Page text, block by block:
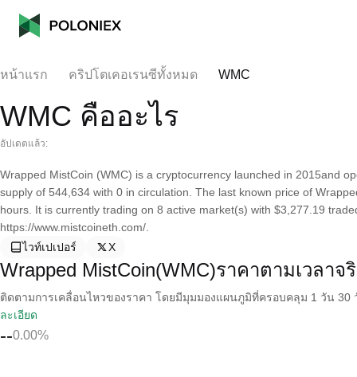
หน้าแรก คริปโตเคอเรนซีทั้งหมด WMC
WMC คืออะไร
อัปเดตแล้ว:
Wrapped MistCoin (WMC) is a cryptocurrency launched in 2015and
supply of 544,634 with 0 in circulation. The last known price of
hours. It is currently trading on 8 active market(s) with $3,277.19
https://www.mistcoineth.com/.
ไวท์เปเปอร์
X
Wrapped MistCoin(WMC)ราคาตามเวลาจ
ติดตามการเคลื่อนไหวของราคา โดยมีมุมมองแผนภูมิที่ครอบคลุม 1 วัน 30
ละเอียด
--0.00%